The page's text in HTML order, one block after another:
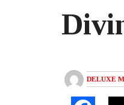
DELUXE